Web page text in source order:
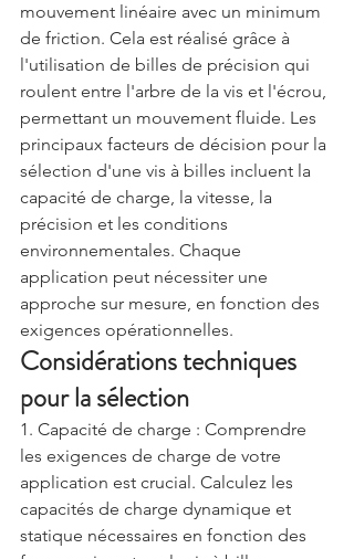
mouvement linéaire avec un minimum
de friction. Cela est réalisé grâce à
l'utilisation de billes de précision qui
roulent entre l'arbre de la vis et l'écrou,
permettant un mouvement fluide. Les
principaux facteurs de décision pour la
sélection d'une vis à billes incluent la
capacité de charge, la vitesse, la
précision et les conditions
environnementales. Chaque
application peut nécessiter une
approche sur mesure, en fonction des
exigences opérationnelles.
Considérations techniques
pour la sélection
1. Capacité de charge : Comprendre
les exigences de charge de votre
application est crucial. Calculez les
capacités de charge dynamique et
statique nécessaires en fonction des